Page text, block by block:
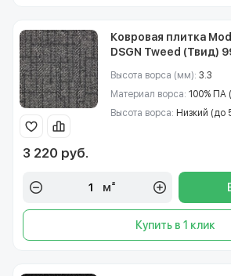
Ковровая плитка
DSGN Tweed (Твид)
Высота ворса (мм): 3.3
Материал ворса: 100% ПА
Высота ворса: Низкий (до
3 220 руб.
м²
Купить в 1 клик